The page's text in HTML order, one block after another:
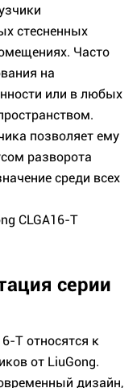
стесненных
Часто
на
или в любых
позволяет ему
разворота
среди всех
CLGA16-T
серии
T относятся к
от LiuGong.
дизайн,